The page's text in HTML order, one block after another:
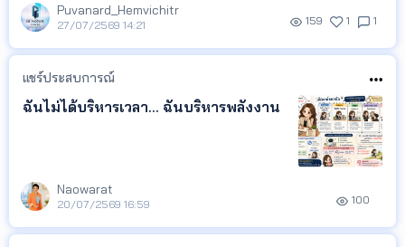
Puvanard_Hemvichitr
27/07/2569 14:21 159 1 1
แชร์ประสบการณ์
ฉันไม่ได้บริหารเวลา... ฉันบริหารพลังงาน
Naowarat
20/07/2569 16:59 100